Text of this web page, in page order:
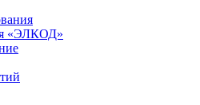
«ЭЛКОД»